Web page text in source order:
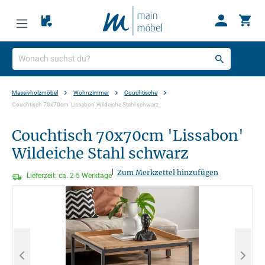
Massivholzmöbel Wohnzimmer
Couchtische
Couchtisch 70x70cm 'Lissabon' Wildeiche Stahl schwarz
Couchtisch 70x70cm 'Lissabon'
Wildeiche Stahl schwarz
Lieferzeit: ca. 2-5 Werktage Zum Merkzettel hinzufügen
Bildergalerie überspringen